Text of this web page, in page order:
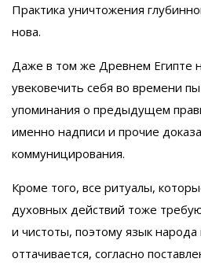
Практика уничтожения
нова.
Даже в том же Древнем Египте
увековечить себя во времени
упоминания о предыдущем
именно надписи и прочие
коммуницирования.
Кроме того, все ритуалы,
духовных действий тоже
и чистоты, поэтому язык народа
оттачивается, согласно